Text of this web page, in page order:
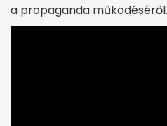
a propaganda működéséről.